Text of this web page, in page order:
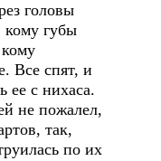
головы
губы
Все спят, и
ее с нихаса.
не пожалел,
так,
по их